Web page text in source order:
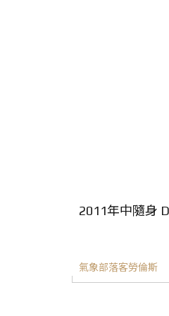
2011年中隨身
氣象部落客勞倫斯